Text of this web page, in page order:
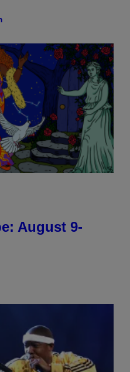
August 9-